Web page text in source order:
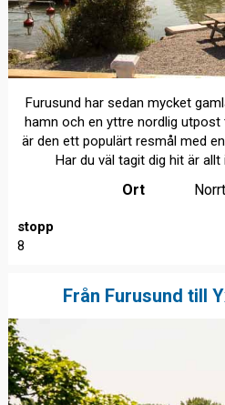
Furusund har sedan mycket
hamn och en yttre nordlig utpost
är den ett populärt resmål med
Har du väl tagit dig hit är
Ort
stopp
8
Från Furusund till